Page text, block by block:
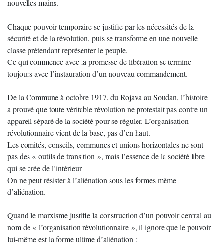
nouvelles mains.
Chaque pouvoir temporaire se justifie par les nécessités de la
sécurité et de la révolution, puis se transforme en une nouvelle
classe prétendant représenter le peuple.
Ce qui commence avec la promesse de libération se termine
toujours avec l’instauration d’un nouveau commandement.
De la Commune à octobre 1917, du Rojava au Soudan, l’histoire
a prouvé que toute véritable révolution ne protestait pas contre un
appareil séparé de la société pour se réguler. L’organisation
révolutionnaire vient de la base, pas d’en haut.
Les comités, conseils, communes et unions horizontales ne sont
pas des « outils de transition », mais l’essence de la société libre
qui se crée de l’intérieur.
On ne peut résister à l’aliénation sous les formes même
d’aliénation.
Quand le marxisme justifie la construction d’un pouvoir central au
nom de « l’organisation révolutionnaire », il ignore que le pouvoir
lui-même est la forme ultime d’aliénation :